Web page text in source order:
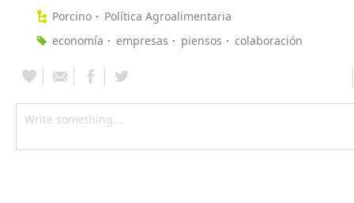
Porcino
Política Agroalimentaria
economía
empresas piensos colaboración